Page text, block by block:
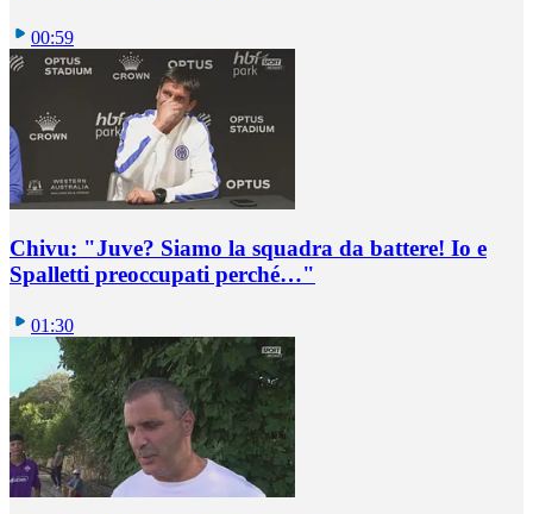
00:59
Chivu: "Juve? Siamo la squadra da battere! Io e
Spalletti preoccupati perché…"
01:30